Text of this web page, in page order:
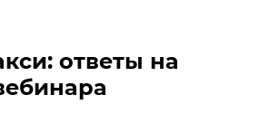
ответы на